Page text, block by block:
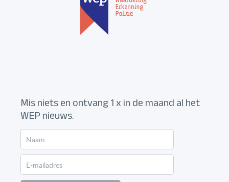
Mis niets en ontvang 1 x in de maand al het
WEP nieuws.